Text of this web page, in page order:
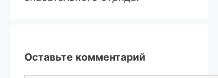
Оставьте комментарий